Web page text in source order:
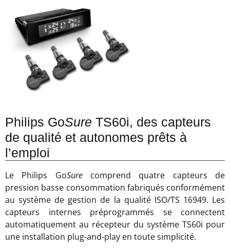
Philips GoSure TS60i, des capteurs
de qualité et autonomes prêts à
l’emploi
Le Philips GoSurecomprend quatre capteurs de
pression basse consommation fabriqués conformément
au système de gestion de la qualité ISO/TS 16949. Les
capteurs internes préprogrammés se connectent
automatiquement au récepteur du système TS60i pour
une installation plug-and-play en toute simplicité.